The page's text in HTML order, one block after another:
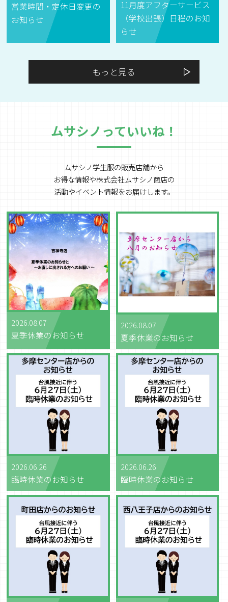
営業時間・定休日変更の
お知らせ
11月度アフターサービス
（学校出張）日程のお知
らせ
もっと見る
ムサシノっていいね！
ムサシノ学生服の販売店舗から
お得な情報や株式会社ムサシノ商店の
活動やイベント情報をお届けします。
2026.08.07
夏季休業のお知らせ
2026.08.07
夏季休業のお知らせ
2026.06.26
臨時休業のお知らせ
2026.06.26
臨時休業のお知らせ